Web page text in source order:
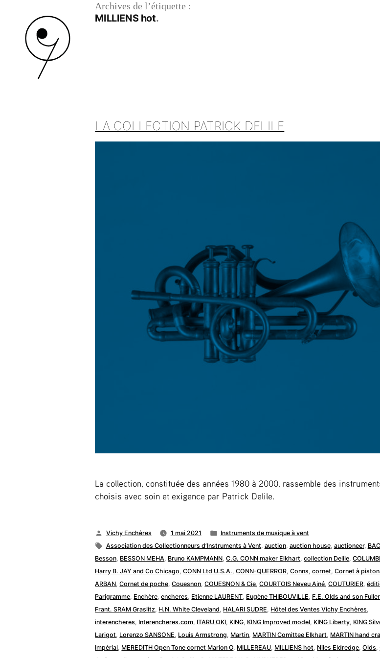
Archives de l’étiquette :
MILLIENS hot
LA COLLECTION PATRICK DELILE
La collection, constituée des années 1980 à 2000, rassemble des
choisis avec soin et exigence par Patrick Delile.
Publié
par
Vichy Enchères 1 mai 2021
Publié
dans
Instruments de musique à vent
Étiquettes :
Association des Collectionneurs d’Instruments à Vent auction, auction house, auctioneer,
Besson BESSON MEHA Bruno KAMPMANN ,C.G. CONN maker Elkhart ,collection Delile ,
Harry B. JAY and Co Chicago ,CONN Ltd U.S.A. ,CONN-QUERROR ,Conns ,cornet ,Cornet à
ARBAN ,Cornet de poche ,Couesnon ,COUESNON & Cie ,COURTOIS Neveu Ainé ,COUTURIER ,
Parigramme Enchère ,encheres Etienne LAURENT Eugène THIBOUVILLE F.E. Olds and son
Frant. SRAM Graslitz H.N. White Cleveland HALARI SUDRE Hôtel des Ventes Vichy Enchères
interencheres Interencheres.com ITARU OKI KING KING Improved model KING Liberty KING
Larigot Lorenzo SANSONE Louis Armstrong Martin MARTIN Comittee Elkhart MARTIN hand
Impérial MEREDITH Open Tone cornet Marion O MILLEREAU MILLIENS hot Niles Eldredge ,Olds ,